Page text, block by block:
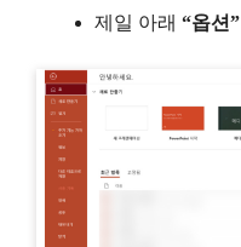
제일 아래 “옵션”